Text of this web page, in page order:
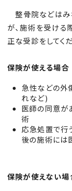
整骨院などはみ
が、施術を受ける
正な受診をしてく
保険が使える場合
急性などの外
れなど)
医師の同意が
術
応急処置で行
後の施術には
保険が使えない